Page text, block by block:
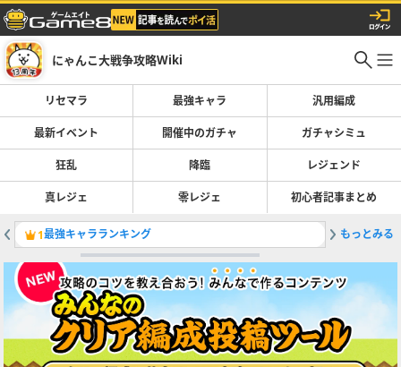
にゃんこ大戦争攻略Wiki
リセマラ 最強キャラ 汎用編成
最新イベント 開催中のガチャ ガチャシミュ
狂乱 降臨 レジェンド
真レジェ 零レジェ 初心者記事まとめ
1最強キャラランキング 2レジェ
もっとみる